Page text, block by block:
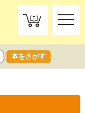
toggle
本をさがす